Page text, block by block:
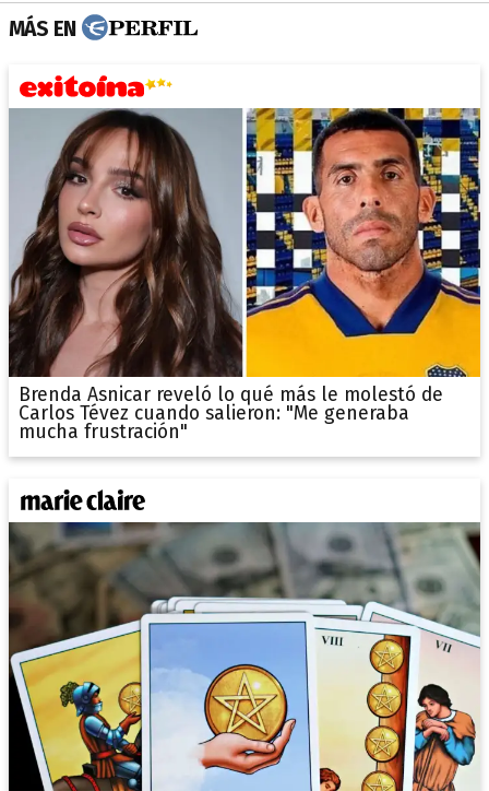
MÁS EN
Brenda Asnicar reveló lo qué más le molestó de
Carlos Tévez cuando salieron: "Me generaba
mucha frustración"